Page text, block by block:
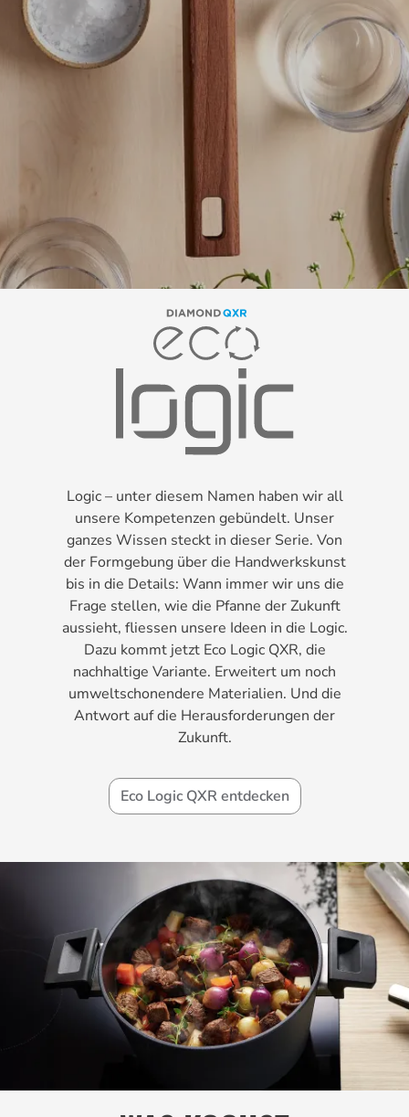
Logic – unter diesem Namen haben wir all
unsere Kompetenzen gebündelt. Unser
ganzes Wissen steckt in dieser Serie. Von
der Formgebung über die Handwerkskunst
bis in die Details: Wann immer wir uns die
Frage stellen, wie die Pfanne der Zukunft
aussieht, fliessen unsere Ideen in die Logic.
Dazu kommt jetzt Eco Logic QXR, die
nachhaltige Variante. Erweitert um noch
umweltschonendere Materialien. Und die
Antwort auf die Herausforderungen der
Zukunft.
Eco Logic QXR entdecken